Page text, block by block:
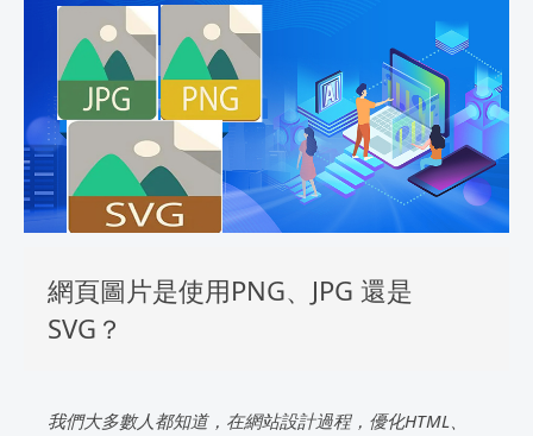
網頁圖片是使用PNG、JPG 還是
SVG？
我們大多數人都知道，在網站設計過程，優化HTML、